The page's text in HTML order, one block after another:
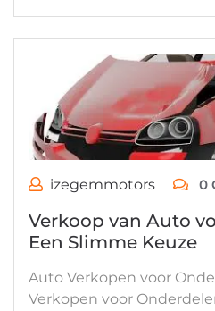
izegemmotors 0
Verkoop van Auto
Een Slimme Keuze
Auto Verkopen voor
Verkopen voor